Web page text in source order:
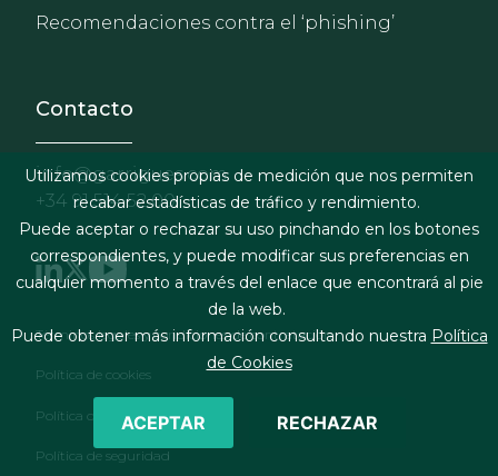
Recomendaciones contra el ‘phishing’
Contacto
info@garrigues.com
+34 91 514 52 00
Footer menu
Términos legales y condiciones de contratación
Política de cookies
Política de privacidad
Política de seguridad
Utilizamos cookies propias de medición que nos permiten
recabar estadísticas de tráfico y rendimiento.
Puede aceptar o rechazar su uso pinchando en los botones
correspondientes, y puede modificar sus preferencias en
cualquier momento a través del enlace que encontrará al pie
de la web.
Puede obtener más información consultando nuestra Política
de Cookies
ACEPTAR RECHAZAR